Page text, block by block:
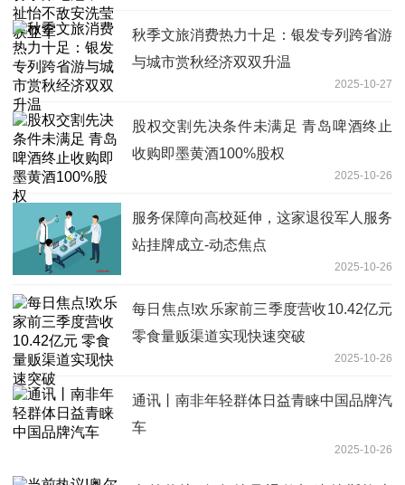
秋季文旅消费热力十足：银发专列跨省游
与城市赏秋经济双双升温
2025-10-27
股权交割先决条件未满足 青岛啤酒终止
收购即墨黄酒100%股权
2025-10-26
服务保障向高校延伸，这家退役军人服务
站挂牌成立-动态焦点
2025-10-26
每日焦点!欢乐家前三季度营收10.42亿元
零食量贩渠道实现快速突破
2025-10-26
通讯丨南非年轻群体日益青睐中国品牌汽
车
2025-10-26